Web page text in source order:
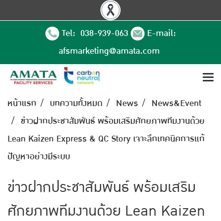
Tel: 038-939-063
E-mail:
afsmarketing@amata.com
หน้าแรก บทความทั้งหมด News
News&Event
ข่าวฝากประชาสัมพันธ์ พร้อมเสริมศักยภาพทีมงานด้วย
Lean Kaizen Express & QC Story เจาะลึกเทคนิคการแก้
ปัญหาอย่างมีระบบ
ข่าวฝากประชาสัมพันธ์ พร้อมเสริม
ศักยภาพทีมงานด้วย Lean Kaizen